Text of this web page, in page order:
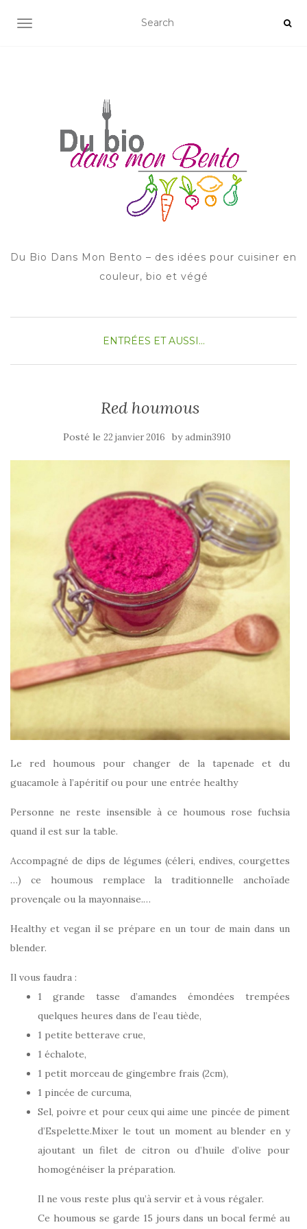
AFFICHER/MASQUER LA NAVIGATION
Du Bio Dans Mon Bento – des idées pour cuisiner en
couleur, bio et végé
ENTRÉES ET AUSSI...
Red houmous
Posté le 22 janvier 2016 byadmin3910
Le red houmous pour changer de la tapenade et du
guacamole à l’apéritif ou pour une entrée healthy
Personne ne reste insensible à ce houmous rose fuchsia
quand il est sur la table.
Accompagné de dips de légumes (céleri, endives, courgettes
…) ce houmous remplace la traditionnelle anchoïade
provençale ou la mayonnaise.…
Healthy et vegan il se prépare en un tour de main dans un
blender.
Il vous faudra :
1 grande tasse d’amandes émondées trempées
quelques heures dans de l’eau tiède,
1 petite betterave crue,
1 échalote,
1 petit morceau de gingembre frais (2cm),
1 pincée de curcuma,
Sel, poivre et pour ceux qui aime une pincée de piment
d’Espelette.Mixer le tout un moment au blender en y
ajoutant un filet de citron ou d’huile d’olive pour
homogénéiser la préparation.
Il ne vous reste plus qu’à servir et à vous régaler.
Ce houmous se garde 15 jours dans un bocal fermé au